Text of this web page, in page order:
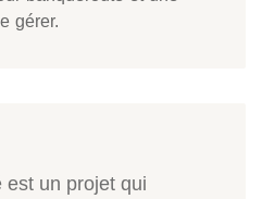
gérer.
est un projet qui